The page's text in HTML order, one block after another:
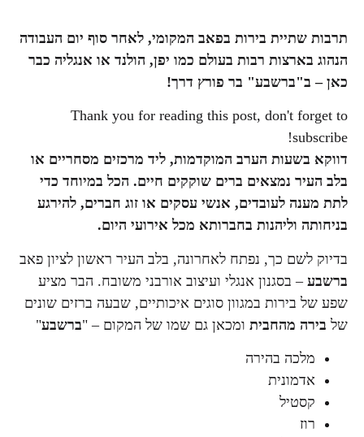
תרבות שתיית בירות בפאב המקומי, לאחר סוף יום העבודה
הנהוג בארצות רבות בעולם כמו יפן, הולנד או אנגליה כבר
כאן – ב"ברשבע" בר פורץ דרך!
Thank you for reading this post, don't forget to
subscribe!
דווקא בשעות הערב המוקדמות, ליד מרכזים מסחריים או
בלב העיר נמצאים ברים שוקקים חיים. הכל במיוחד כדי
לתת מענה לעובדים, אנשי עסקים או זוג חברים, להירגע
בניחותה וליהנות בחברותא מכל אירועי היום.
בדיוק לשם כך, נפתח לאחרונה, בלב העיר ראשון לציון פאב
ברשבע– בסגנון אנגלי ועיצוב אורבני משובח. הבר מציע
שפע של בירות במגוון סוגים איכותיים, שבעה ברזים שונים
שלבירה מהחביתומכאן גם שמו של המקום – "ברשבע"
מלכה בהירה
אדמונית
קסטיל
רוז